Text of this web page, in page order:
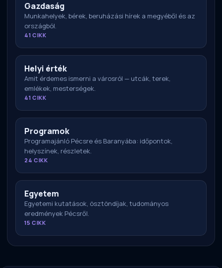
Gazdaság
Munkahelyek, bérek, beruházási hírek a megyéből és az
országból.
41 CIKK
Helyi érték
Amit érdemes ismerni a városról — utcák, terek,
emlékek, mesterségek.
41 CIKK
Programok
Programajánló Pécsre és Baranyába: időpontok,
helyszínek, részletek.
24 CIKK
Egyetem
Egyetemi kutatások, ösztöndíjak, tudományos
eredmények Pécsről.
15 CIKK